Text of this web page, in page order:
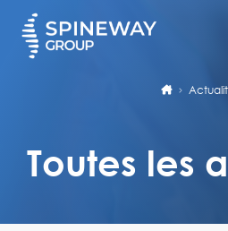
Toutes les